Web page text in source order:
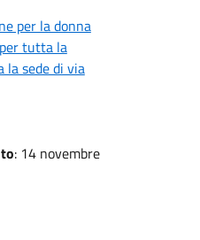
per la donna
tutta la
la sede di via
: 14 novembre